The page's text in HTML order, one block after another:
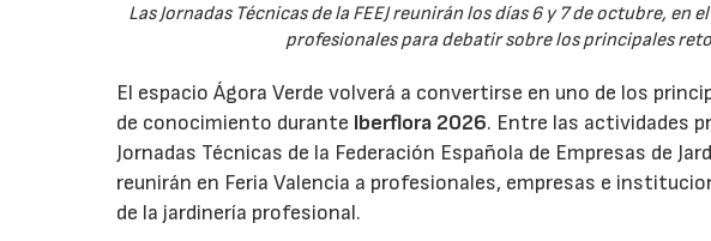
Las Jornadas Técnicas de la FEEJ reunirán los días 6 y 7 de octubre,
profesionales para debatir sobre los principales
El espacio Ágora Verde volverá a convertirse en uno de los
de conocimiento durante Iberflora 2026. Entre las actividades
Jornadas Técnicas de la Federación Española de Empresas de
reunirán en Feria Valencia a profesionales, empresas e
de la jardinería profesional.